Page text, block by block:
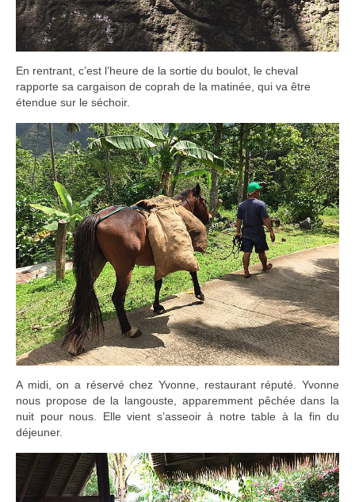
En rentrant, c’est l’heure de la sortie du boulot, le cheval
rapporte sa cargaison de coprah de la matinée, qui va être
étendue sur le séchoir.
A midi, on a réservé chez Yvonne, restaurant réputé. Yvonne
nous propose de la langouste, apparemment pêchée dans la
nuit pour nous. Elle vient s’asseoir à notre table à la fin du
déjeuner.